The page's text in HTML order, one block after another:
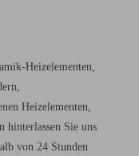
Heizelementen,
Heizelementen,
hinterlassen Sie uns
von 24 Stunden